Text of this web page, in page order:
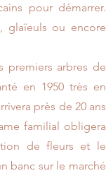
pour démarrer.
glaïeuls ou encore
premiers arbres de
en 1950 très en
près de 20 ans
familial obligera
de fleurs et le
banc sur le marché